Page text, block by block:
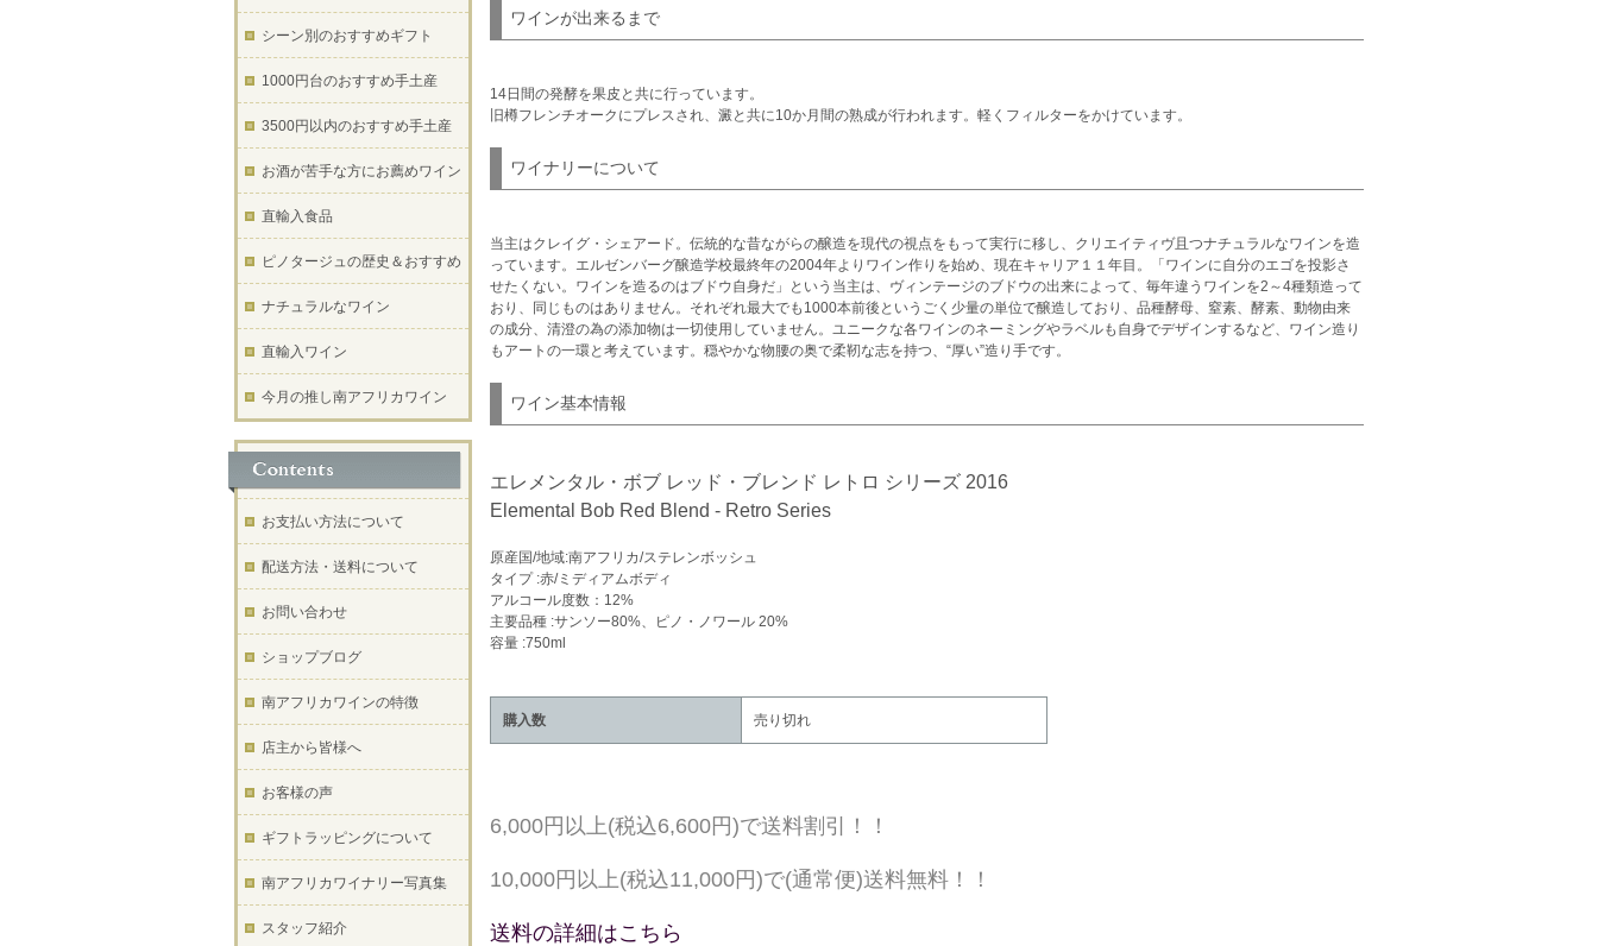
ワインが出来るまで
14日間の発酵を果皮と共に行っています。
旧樽フレンチオークにプレスされ、澱と共に10か月間の熟成が行われます。軽くフィルターをかけています。
ワイナリーについて
当主はクレイグ・シェアード。伝統的な昔ながらの醸造を現代の視点をもって実行に移し、クリエイティヴ且つナチュラルなワインを造
っています。エルゼンバーグ醸造学校最終年の2004年よりワイン作りを始め、現在キャリア１１年目。「ワインに自分のエゴを投影さ
せたくない。ワインを造るのはブドウ自身だ」という当主は、ヴィンテージのブドウの出来によって、毎年違うワインを2～4種類造って
おり、同じものはありません。それぞれ最大でも1000本前後というごく少量の単位で醸造しており、品種酵母、窒素、酵素、動物由来
の成分、清澄の為の添加物は一切使用していません。ユニークな各ワインのネーミングやラベルも自身でデザインするなど、ワイン造り
もアートの一環と考えています。穏やかな物腰の奥で柔靭な志を持つ、“厚い”造り手です。
ワイン基本情報
エレメンタル・ボブ レッド・ブレンド レトロ シリーズ 2016
Elemental Bob Red Blend - Retro Series
原産国/地域:南アフリカ/ステレンボッシュ
タイプ :赤/ミディアムボディ
アルコール度数：12%
主要品種 :サンソー80%、ピノ・ノワール 20%
容量 :750ml
購入数 売り切れ
6,000円以上(税込6,600円)で送料割引！！
10,000円以上(税込11,000円)で(通常便)送料無料！！
送料の詳細はこちら
シーン別のおすすめギフト
1000円台のおすすめ手土産
3500円以内のおすすめ手土産
お酒が苦手な方にお薦めワイン
直輸入食品
ピノタージュの歴史＆おすすめ
ナチュラルなワイン
直輸入ワイン
今月の推し南アフリカワイン
お支払い方法について
配送方法・送料について
お問い合わせ
ショップブログ
南アフリカワインの特徴
店主から皆様へ
お客様の声
ギフトラッピングについて
南アフリカワイナリー写真集
スタッフ紹介